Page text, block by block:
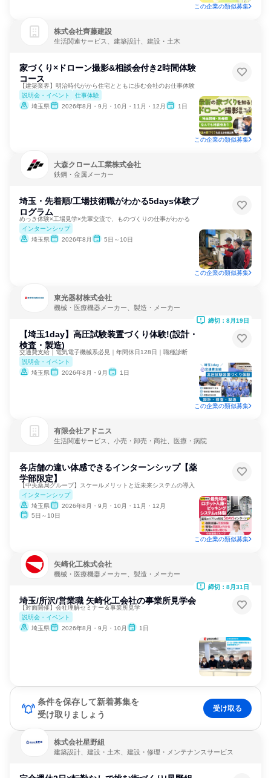
この企業の類似募集
株式会社齊藤建設
生活関連サービス、建築設計、建設・土木
家づくり×ドローン撮影&相談会付き2時間体験
コース
【建築業界】明治時代がから住宅とともに歩む会社のお仕事体験
説明会・イベント
仕事体験
埼玉県
2026年8月・9月・10月・11月・12月 1日
この企業の類似募集
大森クローム工業株式会社
鉄鋼・金属メーカー
埼玉・先着順/工場技術職がわかる5days体験プ
ログラム
めっき体験×工場見学×先輩交流で、ものづくりの仕事がわかる
インターンシップ
埼玉県
2026年8月 5日～10日
この企業の類似募集
東光器材株式会社
機械・医療機器メーカー、製造・メーカー
【埼玉1day】高圧試験装置づくり体験!(設計・
検査・製造)
交通費支給｜電気電子機械系必見｜年間休日128日｜職種診断
説明会・イベント
埼玉県
2026年8月・9月 1日
締切：8月19日
この企業の類似募集
有限会社アドニス
生活関連サービス、小売・卸売・商社、医療・病院
各店舗の違い体感できるインターンシップ【薬
学部限定】
【中央薬局グループ】スケールメリットと近未来システムの導入
インターンシップ
埼玉県
2026年8月・9月・10月・11月・12月
5日～10日
この企業の類似募集
矢崎化工株式会社
機械・医療機器メーカー、製造・メーカー
埼玉/所沢/営業職 矢崎化工会社の事業所見学会
【対面開催】会社理解セミナー＆事業所見学
説明会・イベント
埼玉県
2026年8月・9月・10月 1日
締切：8月31日
条件を保存して新着募集を
受け取りましょう
受け取る
株式会社星野組
建築設計、建設・土木、建設・修理・メンテナンスサービス